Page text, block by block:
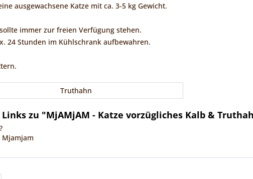
ausgewachsene Katze mit ca. 3-5 kg Gewicht.
immer zur freien Verfügung stehen.
24 Stunden im Kühlschrank aufbewahren.
Truthahn
zu "MjAMjAM - Katze vorzügliches Kalb &